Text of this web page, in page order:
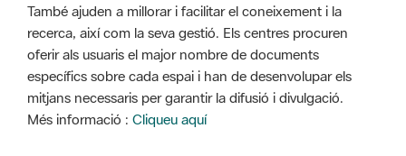
També ajuden a millorar i facilitar el coneixement i la
recerca, així com la seva gestió. Els centres procuren
oferir als usuaris el major nombre de documents
específics sobre cada espai i han de desenvolupar els
mitjans necessaris per garantir la difusió i divulgació.
Més informació : Cliqueu aquí